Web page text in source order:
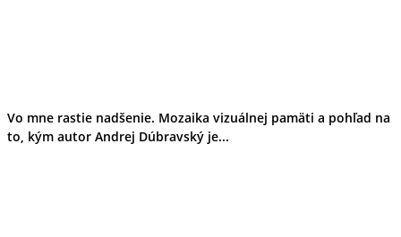
Vo mne rastie nadšenie. Mozaika vizuálnej pamäti a pohľad na
to, kým autor Andrej Dúbravský je...